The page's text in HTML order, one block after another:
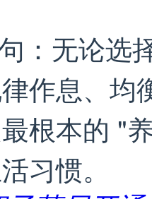
：无论选
作息、均
根本的 "
习惯。